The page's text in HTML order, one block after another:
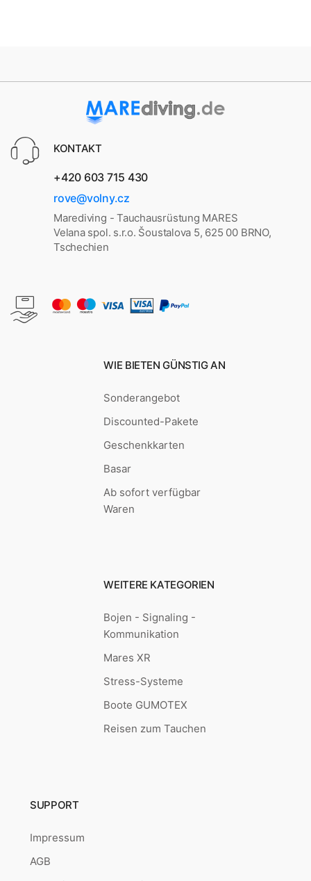
KONTAKT
+420 603 715 430
rove@volny.cz
Marediving - Tauchausrüstung MARES
Velana spol. s.r.o. Šoustalova 5, 625 00 BRNO,
Tschechien
WIE BIETEN GÜNSTIG AN
Sonderangebot
Discounted-Pakete
Geschenkkarten
Basar
Ab sofort verfügbar
Waren
WEITERE KATEGORIEN
Bojen - Signaling -
Kommunikation
Mares XR
Stress-Systeme
Boote GUMOTEX
Reisen zum Tauchen
SUPPORT
Impressum
AGB